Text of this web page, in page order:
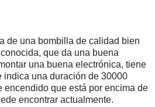
de una bombilla de calidad bien
que da una buena
una buena electrónica, tiene
indica una duración de 30000
encendido que está por encima de
encontrar actualmente.